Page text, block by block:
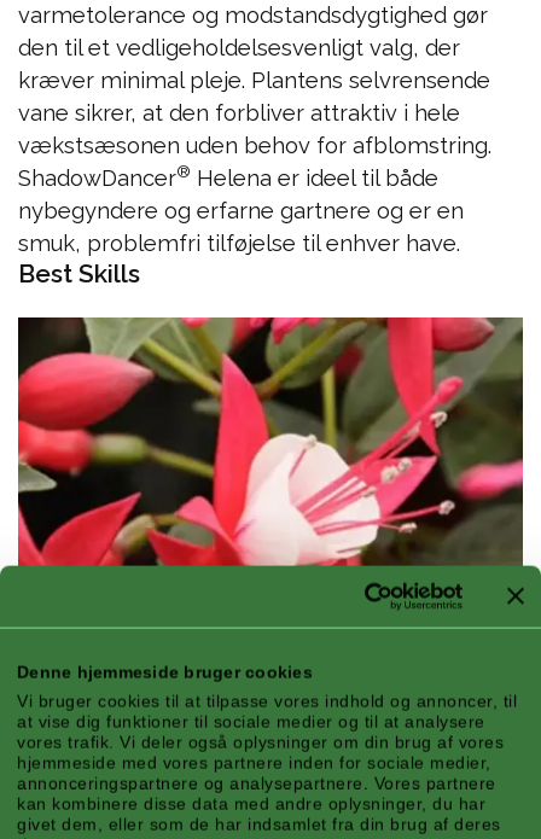
Denne hjemmeside bruger cookies
Vi bruger cookies til at tilpasse vores indhold og annoncer, til
at vise dig funktioner til sociale medier og til at analysere
vores trafik. Vi deler også oplysninger om din brug af vores
hjemmeside med vores partnere inden for sociale medier,
annonceringspartnere og analysepartnere. Vores partnere
kan kombinere disse data med andre oplysninger, du har
givet dem, eller som de har indsamlet fra din brug af deres
varmetolerance og modstandsdygtighed gør
den til et vedligeholdelsesvenligt valg, der
kræver minimal pleje. Plantens selvrensende
vane sikrer, at den forbliver attraktiv i hele
vækstsæsonen uden behov for afblomstring.
ShadowDancer® Helena er ideel til både
nybegyndere og erfarne gartnere og er en
smuk, problemfri tilføjelse til enhver have.
Best Skills